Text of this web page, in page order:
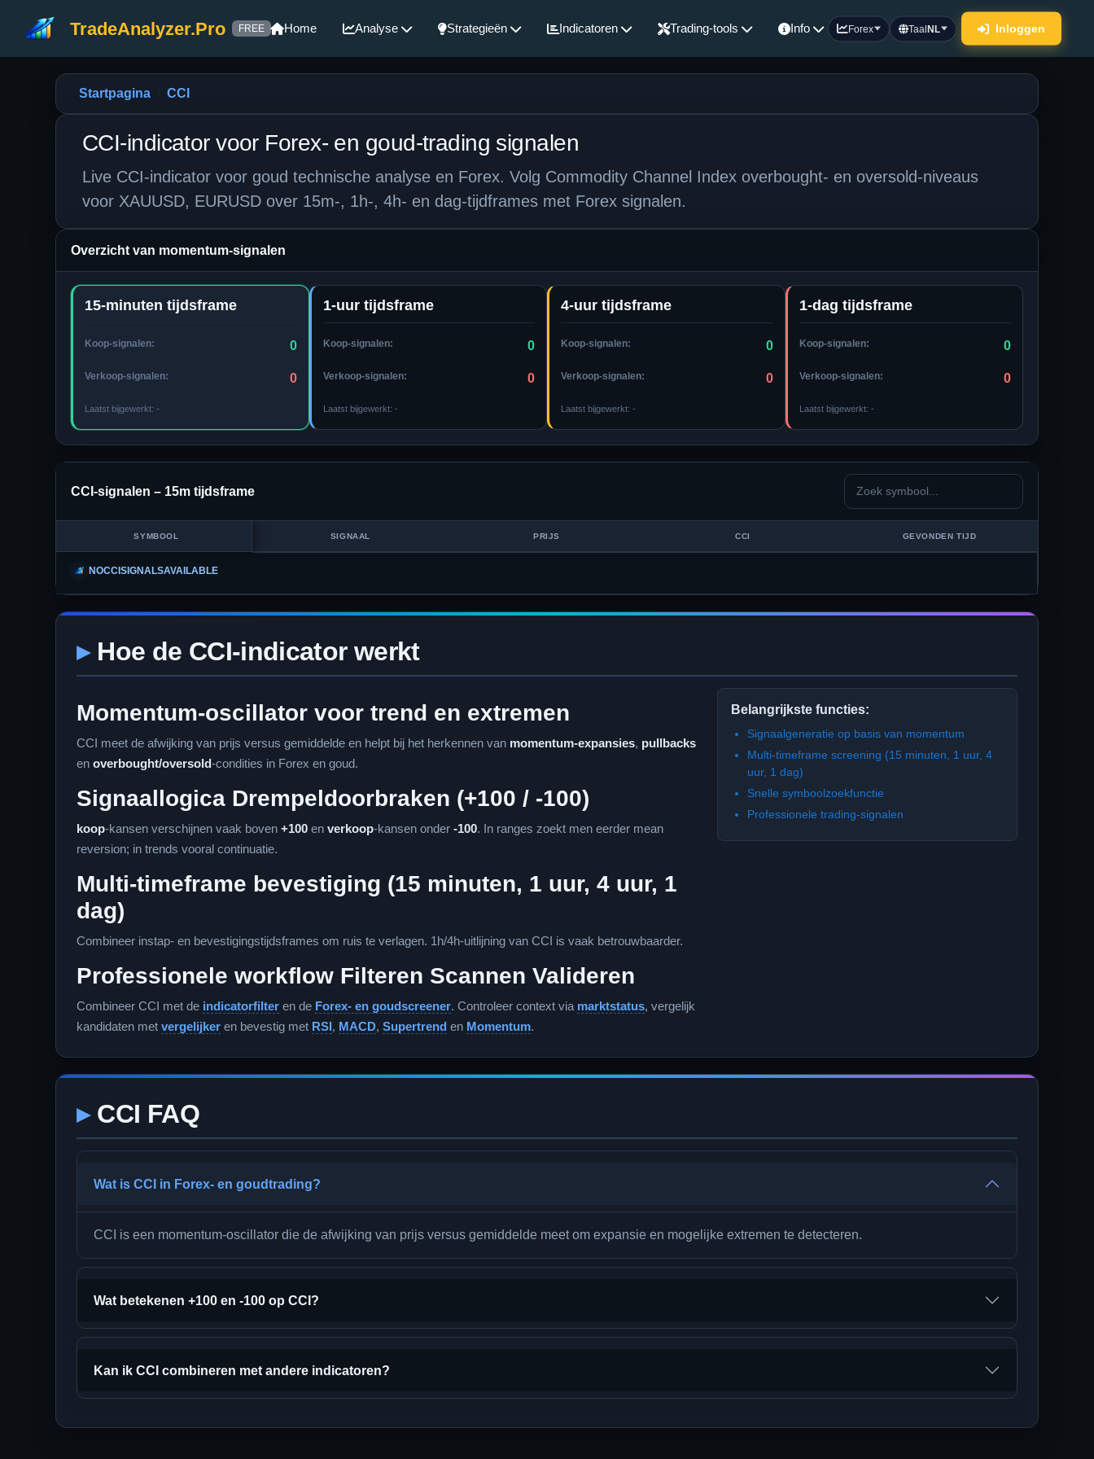
TradeAnalyzer.Pro FREE Home Analyse Strategieën Indicatoren Trading-tools Info Forex TaalNL Inloggen
Startpagina CCI
CCI-indicator voor Forex- en goud-trading signalen
Live CCI-indicator voor goud technische analyse en Forex. Volg Commodity Channel Index overbought- en oversold-niveaus
voor XAUUSD, EURUSD over 15m-, 1h-, 4h- en dag-tijdframes met Forex signalen.
Overzicht van momentum-signalen
15-minuten tijdsframe
Koop-signalen: 0
Verkoop-signalen: 0
Laatst bijgewerkt: -
1-uur tijdsframe
Koop-signalen: 0
Verkoop-signalen: 0
Laatst bijgewerkt: -
4-uur tijdsframe
Koop-signalen: 0
Verkoop-signalen: 0
Laatst bijgewerkt: -
1-dag tijdsframe
Koop-signalen: 0
Verkoop-signalen: 0
Laatst bijgewerkt: -
CCI-signalen – 15m tijdsframe
SYMBOOL SIGNAAL PRIJS CCI GEVONDEN TIJD
NOCCISIGNALSAVAILABLE
Hoe de CCI-indicator werkt
Momentum-oscillator voor trend en extremen
CCI meet de afwijking van prijs versus gemiddelde en helpt bij het herkennen van momentum-expansies, pullbacks
en overbought/oversold-condities in Forex en goud.
Signaallogica Drempeldoorbraken (+100 / -100)
koop-kansen verschijnen vaak boven +100 en verkoop-kansen onder -100. In ranges zoekt men eerder mean
reversion; in trends vooral continuatie.
Multi-timeframe bevestiging (15 minuten, 1 uur, 4 uur, 1
dag)
Combineer instap- en bevestigingstijdsframes om ruis te verlagen. 1h/4h-uitlijning van CCI is vaak betrouwbaarder.
Professionele workflow Filteren Scannen Valideren
Combineer CCI met de indicatorfilter en de Forex- en goudscreener. Controleer context via marktstatus, vergelijk
kandidaten met vergelijker en bevestig met RSI, MACD, Supertrend en Momentum.
Belangrijkste functies:
Signaalgeneratie op basis van momentum
Multi-timeframe screening (15 minuten, 1 uur, 4
uur, 1 dag)
Snelle symboolzoekfunctie
Professionele trading-signalen
CCI FAQ
Wat is CCI in Forex- en goudtrading?
CCI is een momentum-oscillator die de afwijking van prijs versus gemiddelde meet om expansie en mogelijke extremen te detecteren.
Wat betekenen +100 en -100 op CCI?
Kan ik CCI combineren met andere indicatoren?